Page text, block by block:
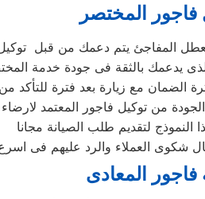
فاجور المختصر
المفاجئ يتم دعمك من قبل
من توكيل فاجور المعتمد لارضاء
لتقديم طلب الصيانة مجانا
المعادى